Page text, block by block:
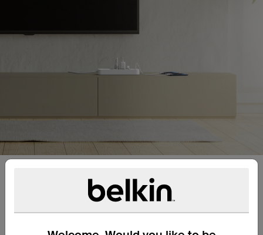
900 joule di protezione dalle
sovratensioni
Riduci i rischi di danni e aumenta la durata di vita